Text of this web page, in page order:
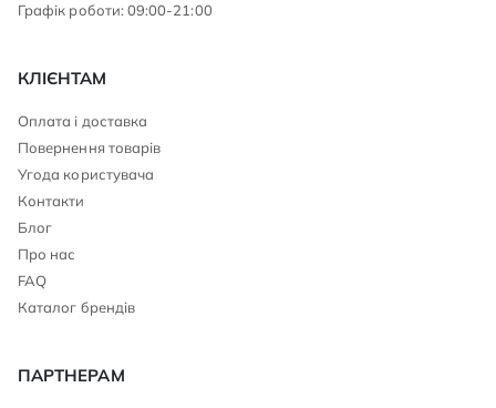
Графік роботи: 09:00-21:00
КЛІЄНТАМ
Оплата і доставка
Повернення товарів
Угода користувача
Контакти
Блог
Про нас
FAQ
Каталог брендів
ПАРТНЕРАМ